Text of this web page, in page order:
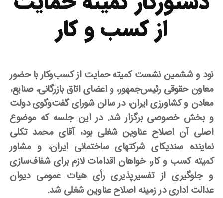
از کسب و کار
نود و ششمین نشست کمیته حمایت از کسب‌وکار با حضور
معاون حقوقی رئیس‌جمهور، و اعضای اتاق بازرگانی، صنایع،
معادن و کشاورزی ایران، در سالن شورای گفت‌وگوی دولت
و بخش خصوصی برگزار شد. در این جلسه که موضوع
اصلی آن اصلاح عناوین شغلی بود، آقای محمد تکلی
نماینده سندیکای شرکتهای ساختمانی ایران، و مشاور
کمیته کسب و کار، خواهان اقدامات لازم برای شفاف‌سازی
و جلوگیری از تفسیرپذیری رأی هیات عمومی دیوان
عدالت اداری در زمینه اصلاح عناوین شغلی شد.